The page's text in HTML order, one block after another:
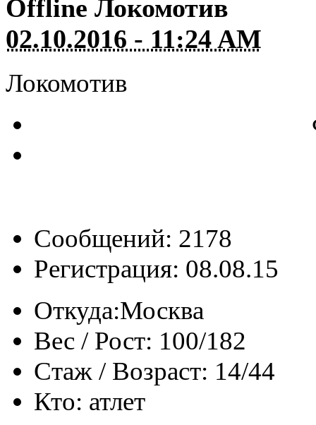
Offline Локомотив
02.10.2016 - 11:24 AM
Локомотив
Сообщений: 2178
Регистрация: 08.08.15
Откуда:Москва
Вес / Рост: 100/182
Стаж / Возраст: 14/44
Кто: атлет